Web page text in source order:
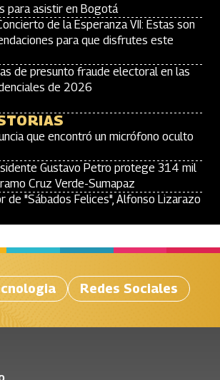
para asistir en Bogotá
de la Esperanza VII: Estas son
para que disfrutes este
de presunto fraude electoral en las
de 2026
que encontró un micrófono oculto
Gustavo Petro protege 314 mil
Cruz Verde-Sumapaz
de "Sábados Felices", Alfonso Lizarazo
Redes Sociales